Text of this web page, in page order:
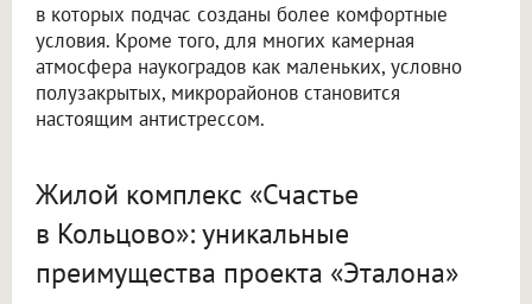
в которых подчас созданы более комфортные
условия. Кроме того, для многих камерная
атмосфера наукоградов как маленьких, условно
полузакрытых, микрорайонов становится
настоящим антистрессом.
Жилой комплекс «Счастье
в Кольцово»: уникальные
преимущества проекта «Эталона»